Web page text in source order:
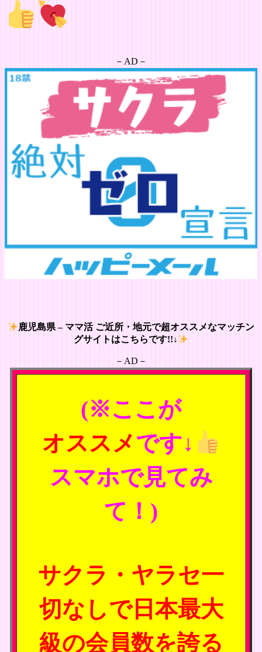
－AD－
鹿児島県 – ママ活 ご近所・地元で超オススメなマッチン
グサイトはこちらです!!↓
－AD－
(※ここが
オススメです↓
スマホで見てみ
て！)
サクラ・ヤラセ一
切なしで日本最大
級の会員数を誇る